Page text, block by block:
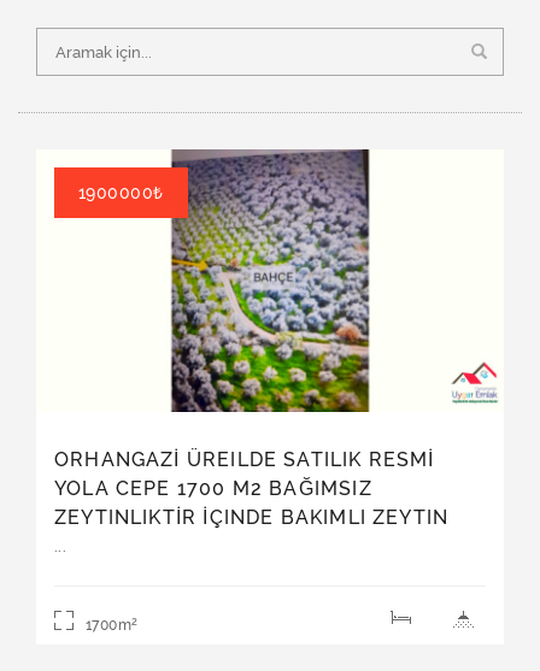
1900000₺
ORHANGAZİ ÜREILDE SATILIK RESMİ
YOLA CEPE 1700 M2 BAĞIMSIZ
ZEYTINLIKTİR İÇINDE BAKIMLI ZEYTIN
VARDIR 2000 KG AĞAÇLAR DOLUDUR
yoldur
...
1700m2